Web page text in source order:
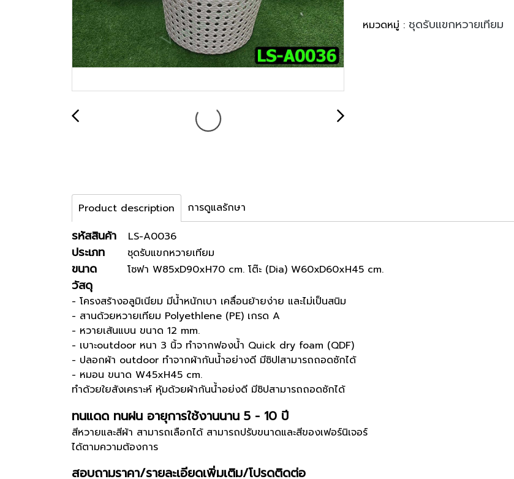
หมวดหมู่ : ชุดรับแขกหวายเทียม
Product description การดูแลรักษา
รหัสสินค้า LS-A0036
ประเภท ชุดรับแขกหวายเทียม
ขนาด โซฟา W85xD90xH70 cm. โต๊ะ (Dia) W60xD60xH45 cm.
วัสดุ
- โครงสร้างอลูมิเนียม มีน้ำหนักเบา เคลื่อนย้ายง่าย และไม่เป็นสนิม
- สานด้วยหวายเทียม Polyethlene (PE) เกรด A
- หวายเส้นแบน ขนาด 12 mm.
- เบาะoutdoor หนา 3 นิ้ว ทำจากฟองน้ำ Quick dry foam (QDF)
- ปลอกผ้า outdoor ทำจากผ้ากันน้ำอย่างดี มีซิปlสามารถถอดซักได้
- หมอน ขนาด W45xH45 cm.
ทำด้วยใยสังเคราะห์ หุ้มด้วยผ้ากันน้ำอย่งดี มีซิปสามารถถอดซักได้
ทนแดด ทนฝน อายุการใช้งานนาน 5 - 10 ปี
สีหวายและสีผ้า สามารถเลือกได้ สามารถปรับขนาดและสีของเฟอร์นิเจอร์
ได้ตามความต้องการ
สอบถามราคา/รายละเอียดเพิ่มเติม/โปรดติดต่อ